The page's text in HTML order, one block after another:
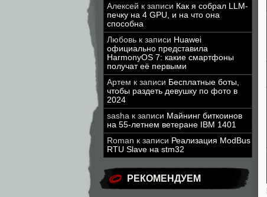
Алексей к записи Как я собрал LLM-
печку на 4 GPU, и на что она
способна
Любовь к записи Huawei
официально представила
HarmonyOS 7: какие смартфоны
получат её первыми
Артем к записи Бесплатные боты,
чтобы раздеть девушку по фото в
2024
sasha к записи Майнинг биткоинов
на 55-летнем ветеране IBM 1401
Roman к записи Реализация ModBus
RTU Slave на stm32
РЕКОМЕНДУЕМ